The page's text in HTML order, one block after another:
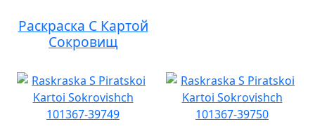
Раскраска С Картой
Сокровищ